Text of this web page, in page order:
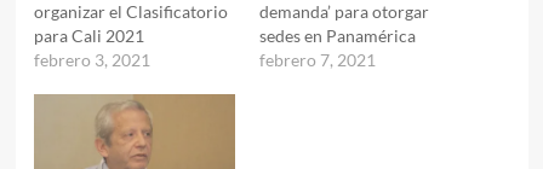
organizar el Clasificatorio
para Cali 2021
febrero 3, 2021
demanda’ para otorgar
sedes en Panamérica
febrero 7, 2021